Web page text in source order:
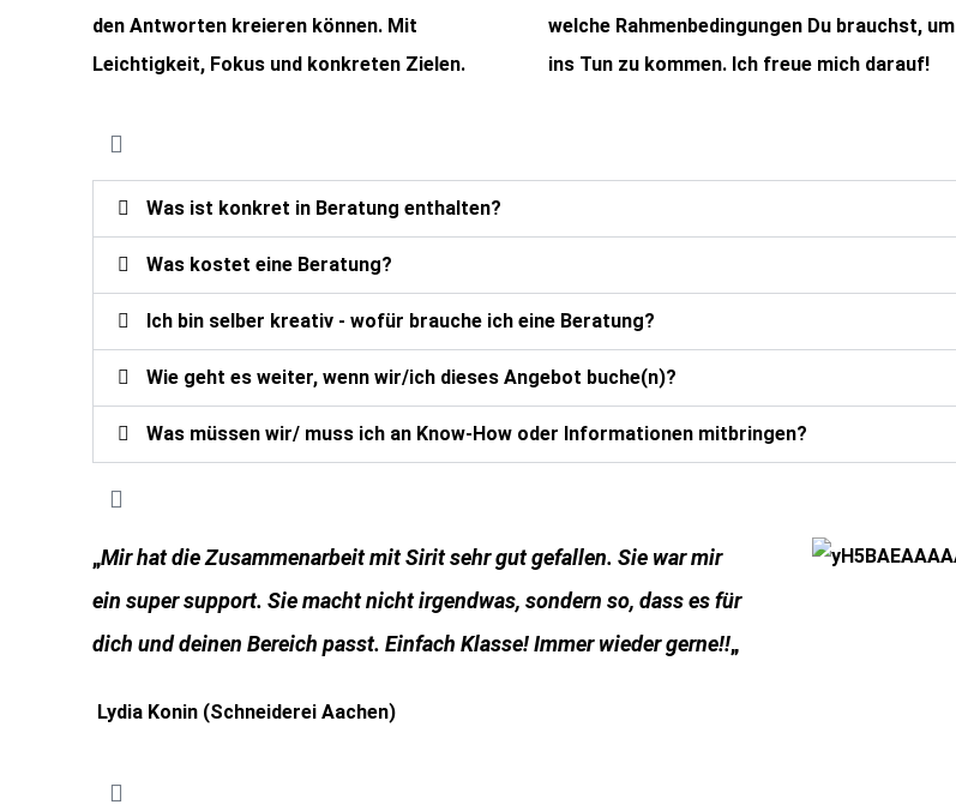
den Antworten kreieren können. Mit
Leichtigkeit, Fokus und konkreten Zielen.
welche Rahmenbedingungen Du brauchst, um
ins Tun zu kommen. Ich freue mich darauf!
Was ist konkret in Beratung enthalten?
Was kostet eine Beratung?
Ich bin selber kreativ - wofür brauche ich eine Beratung?
Wie geht es weiter, wenn wir/ich dieses Angebot buche(n)?
Was müssen wir/ muss ich an Know-How oder Informationen mitbringen?
„Mir hat die Zusammenarbeit mit Sirit sehr gut gefallen. Sie war mir
ein super support. Sie macht nicht irgendwas, sondern so, dass es für
dich und deinen Bereich passt. Einfach Klasse! Immer wieder gerne!!„
Lydia Konin (Schneiderei Aachen)